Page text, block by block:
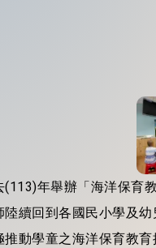
年舉辦「海洋保育
續回到各國民小學及
動學童之海洋保育教